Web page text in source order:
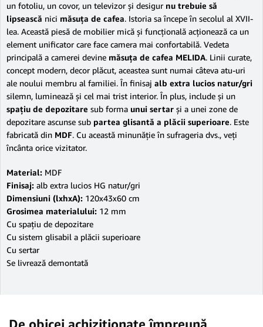
un fotoliu, un covor, un televizor şi desigur nu trebuie să
lipsească nici măsuţa de cafea. Istoria sa începe în secolul al XVII-
lea. Această piesă de mobilier mică şi funcţională acţionează ca un
element unificator care face camera mai confortabilă. Vedeta
principală a camerei devine măsuţa de cafea MELIDA. Linii curate,
concept modern, decor plăcut, aceastea sunt numai câteva atu-uri
ale noului membru al familiei. În finisaj alb extra lucios natur/gri
silemn, luminează şi cel mai trist interior. În plus, include şi un
spaţiu de depozitare sub forma unui sertar şi a unei zone de
depozitare ascunse sub partea glisantă a plăcii superioare. Este
fabricată din MDF. Cu această minunăţie în sufrageria dvs., veţi
încânta orice vizitator.
Material: MDF
Finisaj: alb extra lucios HG natur/gri
Dimensiuni (lxhxA): 120x43x60 cm
Grosimea materialului: 12 mm
Cu spaţiu de depozitare
Cu sistem glisabil a plăcii superioare
Cu sertar
Se livrează demontată